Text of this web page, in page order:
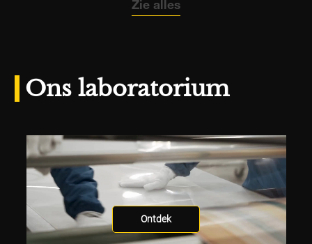
Zie alles
Ons laboratorium
Ontdek